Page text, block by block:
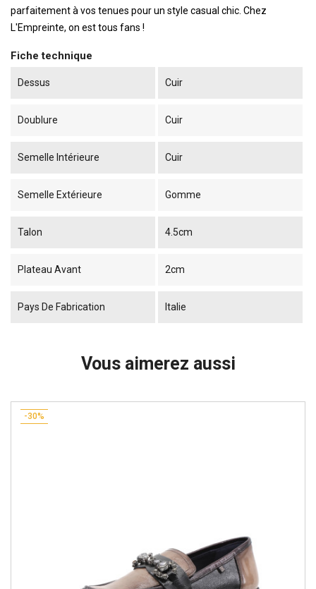
parfaitement à vos tenues pour un style casual chic. Chez
L'Empreinte, on est tous fans !
Fiche technique
Dessus Cuir
Doublure Cuir
Semelle Intérieure Cuir
Semelle Extérieure Gomme
Talon 4.5cm
Plateau Avant 2cm
Pays De Fabrication Italie
Vous aimerez aussi
-30%